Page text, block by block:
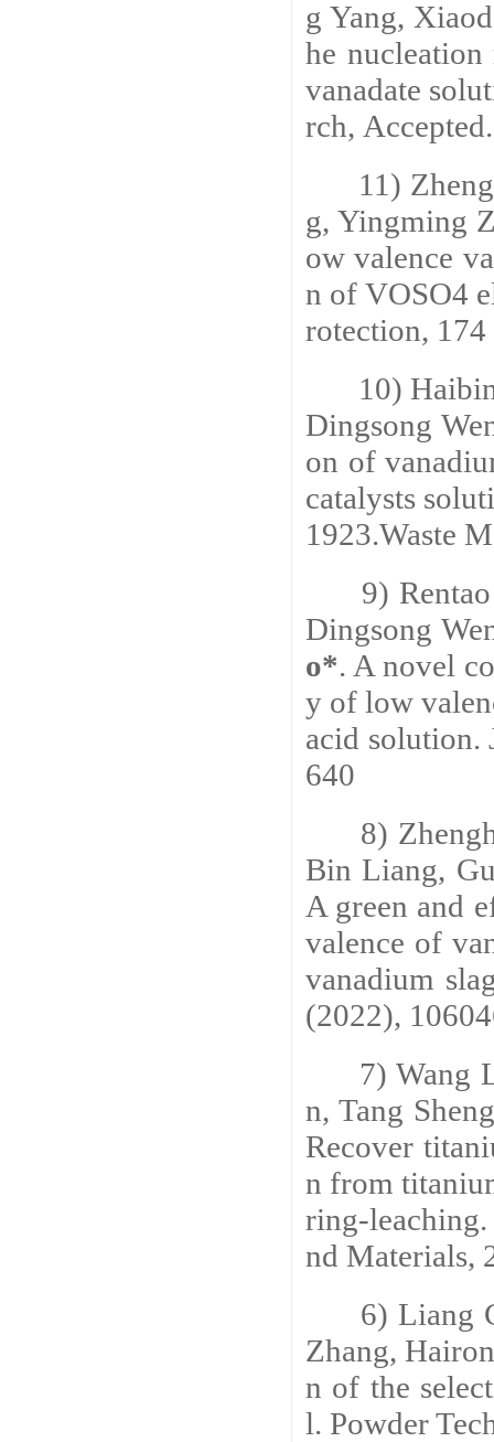
g Yang,
he
vanadate
rch, Accepted.
11)
g, Yingming
ow valence
n of VOSO4
rotection,
10)
Dingsong
on of
catalysts
1923.Waste
9)
Dingsong
o*. A novel
y of low
acid solution.
640
8)
Bin Liang,
A green and
valence of
vanadium
(2022),
7) Wang
n, Tang
Recover
n from
ring-
nd Materials,
6) Liang
Zhang,
n of the
l. Powder